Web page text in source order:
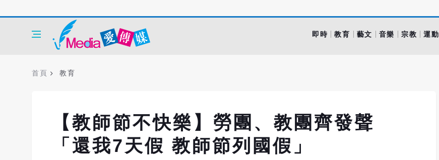
即時 教育 藝文 音樂 宗教 運動
首頁 教育
【教師節不快樂】勞團、教團齊發聲
「還我7天假 教師節列國假」